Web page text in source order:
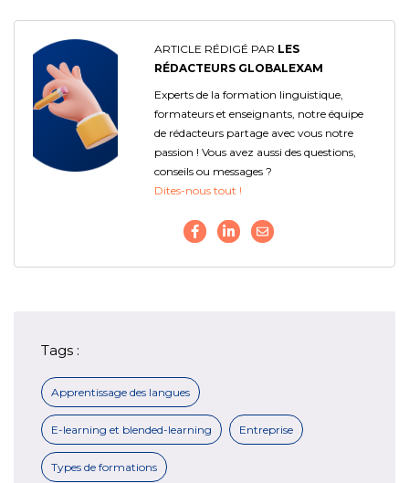
ARTICLE RÉDIGÉ PAR LES
RÉDACTEURS GLOBALEXAM
Experts de la formation linguistique,
formateurs et enseignants, notre équipe
de rédacteurs partage avec vous notre
passion ! Vous avez aussi des questions,
conseils ou messages ?
Dites-nous tout !
Tags :
Apprentissage des langues
E-learning et blended-learning Entreprise
Types de formations